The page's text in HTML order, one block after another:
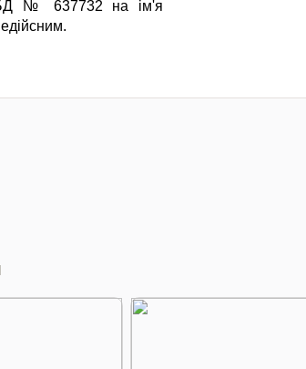
№ 637732 на ім'я